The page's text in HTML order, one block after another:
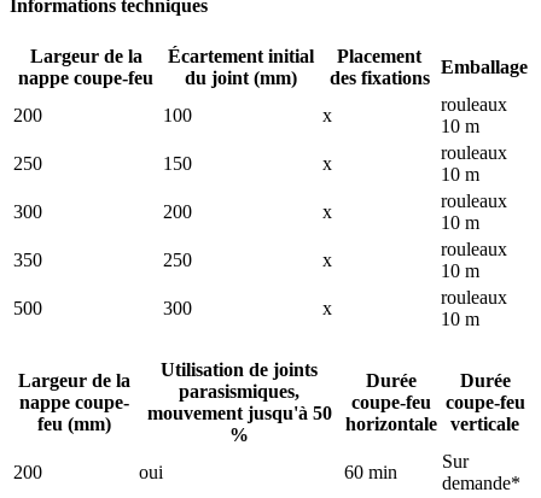
Informations techniques
Largeur de la
nappe coupe-feu
Écartement initial
du joint (mm)
Placement
des fixations
Emballage
200 100 x
rouleaux
10 m
250
150 x
rouleaux
10 m
300
200 x
rouleaux
10 m
350
250 x
rouleaux
10 m
500
300 x
rouleaux
10 m
Largeur de la
nappe coupe-
feu (mm)
Utilisation de joints
parasismiques,
mouvement jusqu'à 50
%
Durée
coupe-feu
horizontale
Durée
coupe-feu
verticale
200 oui 60 min
Sur
demande*